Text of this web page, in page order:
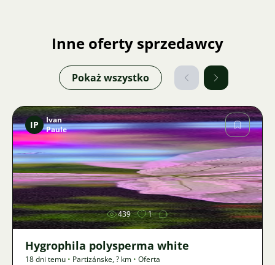
Inne oferty sprzedawcy
Pokaż wszystko
Zdjęcie
IP
Ivan
Paule
439 1
Hygrophila polysperma white
18 dni temu • Partizánske,? km • Oferta